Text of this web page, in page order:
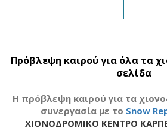
Πρόβλεψη καιρού για όλα τα
σελίδα
H πρόβλεψη καιρού για τα
συνεργασία με το Snow
ΧΙΟΝΟΔΡΟΜΙΚΟ ΚΕΝΤΡΟ